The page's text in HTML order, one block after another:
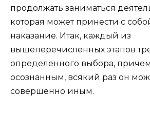
продолжать заниматься
которая может принести с
наказание. Итак, каждый из
вышеперечисленных этапов
определенного выбора,
осознанным, всякий раз он
совершенно иным.